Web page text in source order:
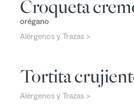
Croqueta
orégano
Alérgenos y Trazas >
Tortita
Alérgenos y Trazas >